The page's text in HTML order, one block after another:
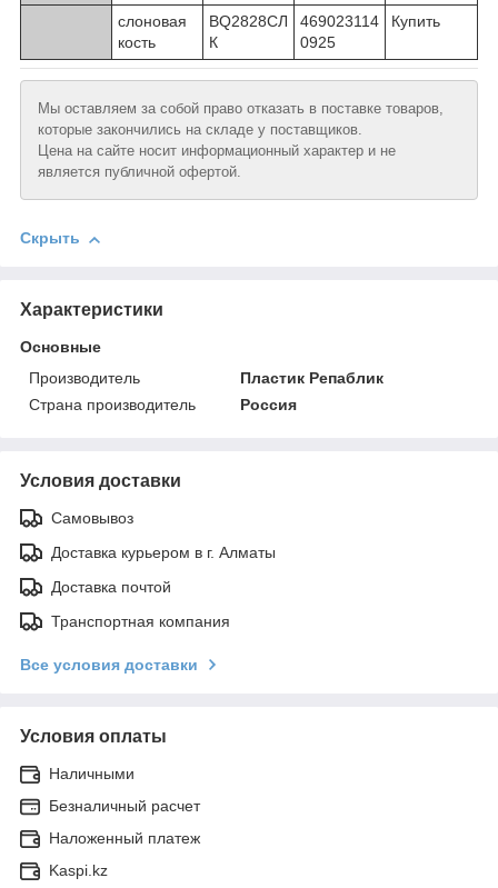
слоновая
кость
BQ2828СЛ
К
469023114
0925
Купить
Мы оставляем за собой право отказать в поставке товаров,
которые закончились на складе у поставщиков.
Цена на сайте носит информационный характер и не
является публичной офертой.
Скрыть
Характеристики
Основные
Производитель
Пластик Репаблик
Страна производитель
Россия
Условия доставки
Самовывоз
Доставка курьером в г. Алматы
Доставка почтой
Транспортная компания
Все условия доставки
Условия оплаты
Наличными
Безналичный расчет
Наложенный платеж
Kaspi.kz